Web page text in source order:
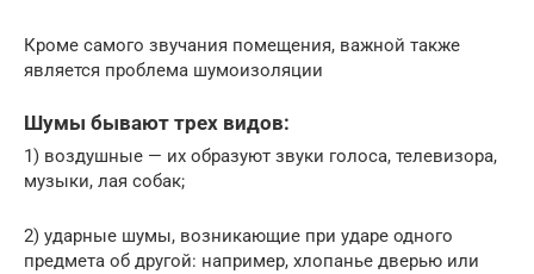
Кроме самого звучания помещения, важной также
является проблема шумоизоляции
Шумы бывают трех видов:
1) воздушные — их образуют звуки голоса, телевизора,
музыки, лая собак;
2) ударные шумы, возникающие при ударе одного
предмета об другой: например, хлопанье дверью или